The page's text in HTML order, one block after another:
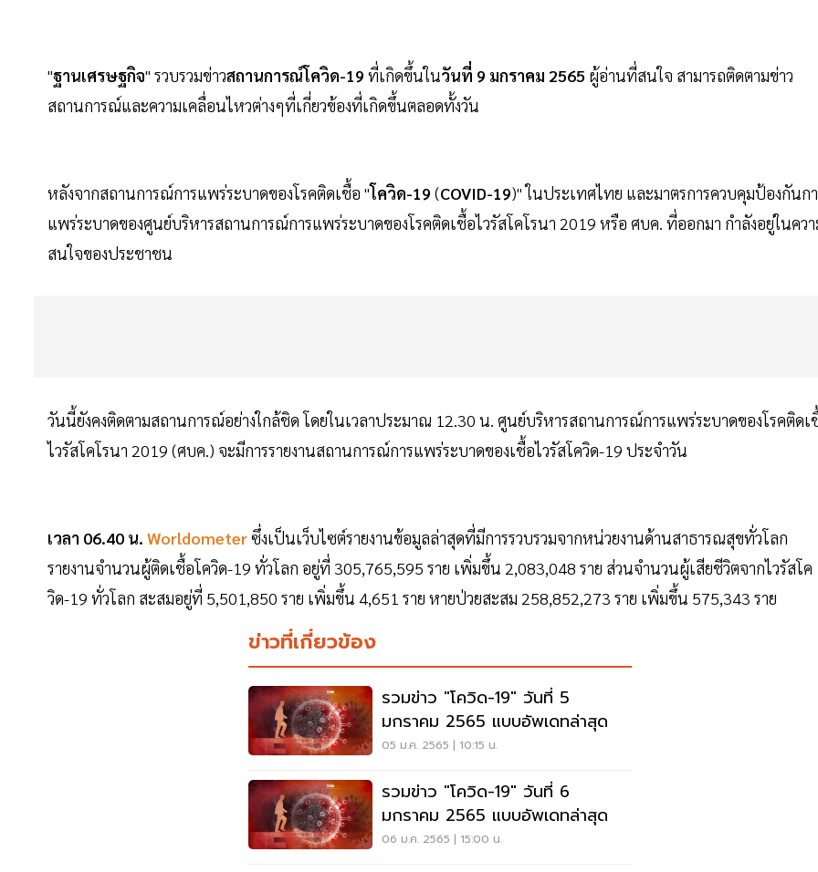
"ฐานเศรษฐกิจ" รวบรวมข่าวสถานการณ์โควิด-19 ที่เกิดขึ้นในวันที่ 9 มกราคม 2565 ผู้อ่านที่สนใจ สามารถติดตามข่าว
สถานการณ์และความเคลื่อนไหวต่างๆที่เกี่ยวข้องที่เกิดขึ้นตลอดทั้งวัน
หลังจากสถานการณ์การแพร่ระบาดของโรคติดเชื้อ "โควิด-19 (COVID-19)" ในประเทศไทย และมาตรการควบคุมป้องกันก
แพร่ระบาดของศูนย์บริหารสถานการณ์การแพร่ระบาดของโรคติดเชื้อไวรัสโคโรนา 2019 หรือ ศบค. ที่ออกมา กำลังอยู่ในคว
สนใจของประชาชน
วันนี้ยังคงติดตามสถานการณ์อย่างใกล้ชิด โดยในเวลาประมาณ 12.30 น. ศูนย์บริหารสถานการณ์การแพร่ระบาดของโรคติดเ
ไวรัสโคโรนา 2019 (ศบค.) จะมีการรายงานสถานการณ์การแพร่ระบาดของเชื้อไวรัสโควิด-19 ประจำวัน
เวลา 06.40 น. Worldometerซึ่งเป็นเว็บไซต์รายงานข้อมูลล่าสุดที่มีการรวบรวมจากหน่วยงานด้านสาธารณสุขทั่วโลก
รายงานจำนวนผู้ติดเชื้อโควิด-19 ทั่วโลก อยู่ที่ 305,765,595 ราย เพิ่มขึ้น 2,083,048 ราย ส่วนจำนวนผู้เสียชีวิตจากไวรัสโค
วิด-19 ทั่วโลก สะสมอยู่ที่ 5,501,850 ราย เพิ่มขึ้น 4,651 ราย หายป่วยสะสม 258,852,273 ราย เพิ่มขึ้น 575,343 ราย
ข่าวที่เกี่ยวข้อง
รวมข่าว "โควิด-19" วันที่ 5
มกราคม 2565 แบบอัพเดทล่าสุด
05 ม.ค. 2565 | 10:15 น.
รวมข่าว "โควิด-19" วันที่ 6
มกราคม 2565 แบบอัพเดทล่าสุด
06 ม.ค. 2565 | 15:00 น.